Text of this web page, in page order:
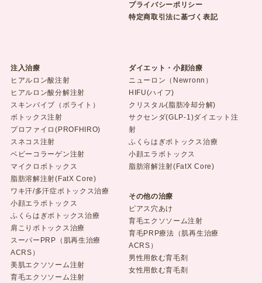
プライバシーポリシー
特定商取引法に基づく表記
注入治療
ヒアルロン酸注射
ヒアルロン酸分解注射
スキンバイブ（ボライト）
ボトックス注射
プロファイロ(PROFHIRO)
スネコス注射
ベビーコラーゲン注射
マイクロボトックス
脂肪溶解注射(FatX Core)
ワキ汗/多汗症ボトックス治療
小顔エラボトックス
ふくらはぎボトックス治療
肩こりボトックス治療
スーパーPRP（肌再生治療
ACRS）
美肌エクソソーム注射
育毛エクソソーム注射
ダイエット・小顔治療
ニューロン（Newronn）
HIFU(ハイフ)
クリスタル(脂肪冷却分解)
サクセンダ(GLP-1)ダイエット注
射
ふくらはぎボトックス治療
小顔エラボトックス
脂肪溶解注射(FatX Core)
その他の治療
ピアス穴あけ
育毛エクソソーム注射
育毛PRP療法（肌再生治療
ACRS）
男性用飲む育毛剤
女性用飲む育毛剤